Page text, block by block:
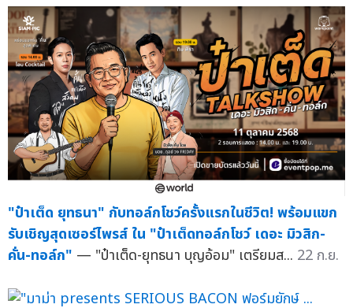
"ป๋าเต็ด ยุทธนา" กับทอล์กโชว์ครั้งแรกในชีวิต! พร้อมแขก
รับเชิญสุดเซอร์ไพรส์ ใน "ป๋าเต็ดทอล์กโชว์ เดอะ มิวสิก-
คั่น-ทอล์ก" — "ป๋าเต็ด-ยุทธนา บุญอ้อม" เตรียมส... 22 ก.ย.